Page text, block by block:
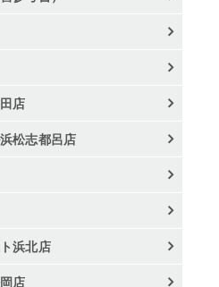
店
松志都呂店
浜北店
店